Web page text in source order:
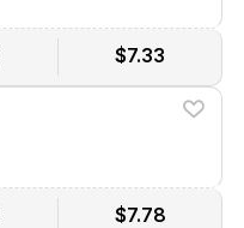
$7.33
$7.78